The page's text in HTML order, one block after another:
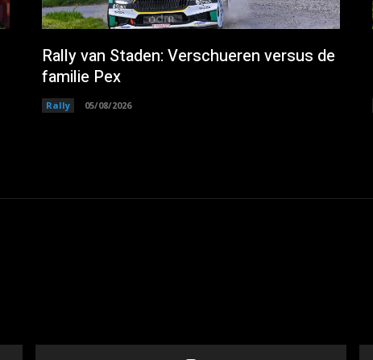
Rally van Staden: Verschueren versus de
familie Pex
Rally 05/08/2026